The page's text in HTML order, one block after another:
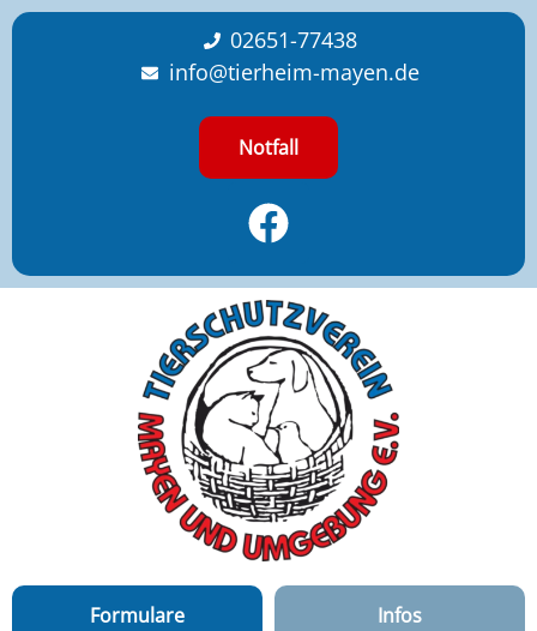
content
02651-77438
info@tierheim-mayen.de
Notfall
Formulare Infos